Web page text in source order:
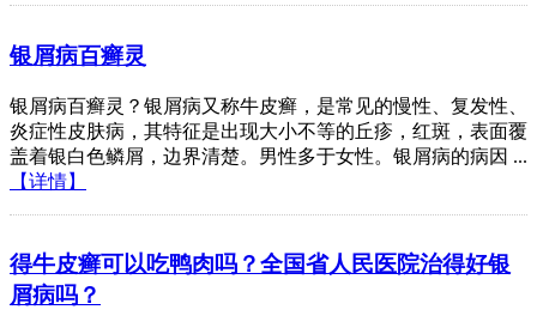
银屑病百癣灵
银屑病百癣灵？银屑病又称牛皮癣，是常见的慢性、复发性、
炎症性皮肤病，其特征是出现大小不等的丘疹，红斑，表面覆
盖着银白色鳞屑，边界清楚。男性多于女性。银屑病的病因 ...
【详情】
得牛皮癣可以吃鸭肉吗？全国省人民医院治得好银
屑病吗？